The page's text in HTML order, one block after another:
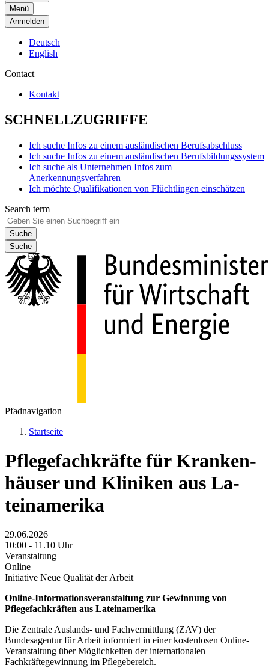
Menü
Anmelden
Deutsch
English
Contact
Kontakt
SCHNELLZUGRIFFE
Ich suche Infos zu einem ausländischen Berufsabschluss
Ich suche Infos zu einem ausländischen Berufsbildungssystem
Ich suche als Unternehmen Infos zum
Anerkennungsverfahren
Ich möchte Qualifikationen von Flüchtlingen einschätzen
Search term
Suche
Pfadnavigation
Startseite
Pfle­ge­fach­kräf­te für Kran­ken­
häu­ser und Kli­ni­ken aus La­
tein­ame­ri­ka
29.06.2026
10:00 - 11.10 Uhr
Veranstaltung
Online
Initiative Neue Qualität der Arbeit
Online-Informationsveranstaltung zur Gewinnung von
Pflegefachkräften aus Lateinamerika
Die Zentrale Auslands- und Fachvermittlung (ZAV) der
Bundesagentur für Arbeit informiert in einer kostenlosen Online-
Veranstaltung über Möglichkeiten der internationalen
Fachkräftegewinnung im Pflegebereich.